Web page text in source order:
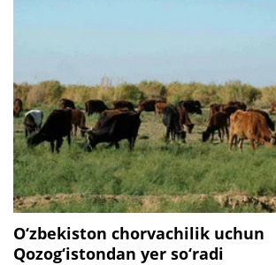
O‘zbekiston chorvachilik uchun
Qozog‘istondan yer so‘radi